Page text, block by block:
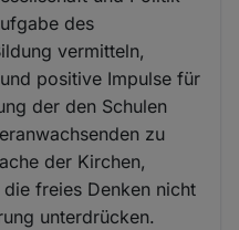
des
vermitteln,
positive Impulse für
der den Schulen
zu
der Kirchen,
freies Denken nicht
unterdrücken.